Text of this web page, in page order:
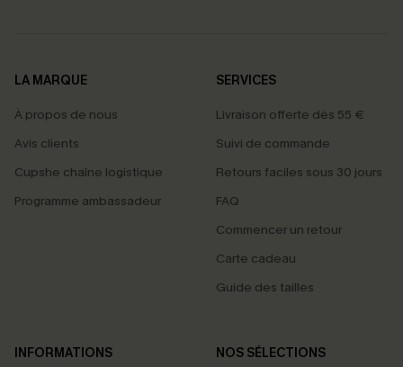
LA MARQUE
À propos de nous
Avis clients
Cupshe chaîne logistique
Programme ambassadeur
SERVICES
Livraison offerte dès 55 €
Suivi de commande
Retours faciles sous 30 jours
FAQ
Commencer un retour
Carte cadeau
Guide des tailles
INFORMATIONS
NOS SÉLECTIONS
PROFITEZ DE -15%